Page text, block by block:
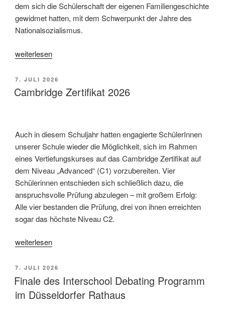
dem sich die Schülerschaft der eigenen Familiengeschichte
gewidmet hatten, mit dem Schwerpunkt der Jahre des
Nationalsozialismus.
„Projektkurs
Spurensuche
in
Kraków vom
3.Juli “
weiterlesen
VERÖFFENTLICHT
AM
7. JULI 2026
Cambridge Zertifikat 2026
Auch in diesem Schuljahr hatten engagierte SchülerInnen
unserer Schule wieder die Möglichkeit, sich im Rahmen
eines Vertiefungskurses auf das Cambridge Zertifikat auf
dem Niveau „Advanced“ (C1) vorzubereiten. Vier
Schülerinnen entschieden sich schließlich dazu, die
anspruchsvolle Prüfung abzulegen – mit großem Erfolg:
Alle vier bestanden die Prüfung, drei von ihnen erreichten
sogar das höchste Niveau C2.
„Cambridge
2026 “
weiterlesen
VERÖFFENTLICHT
AM
7. JULI 2026
Finale des Interschool Debating Programm
im Düsseldorfer Rathaus